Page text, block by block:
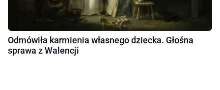
Odmówiła karmienia własnego dziecka. Głośna
sprawa z Walencji